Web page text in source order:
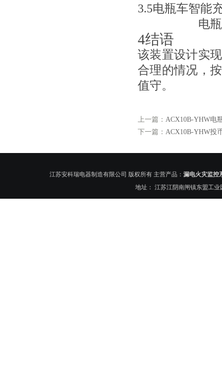
3.5电瓶车智能
电
4结语
该装置设计实
合理的情况，
值守。
上一篇： ACX10B-YHW电
下一篇： ACX10B-YHW投
江苏安科瑞电器制造有限公司 版权所有 主营产品： 漏电火灾监控
地址： 江苏江阴南闸镇东盟工业